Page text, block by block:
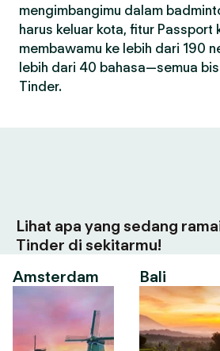
mengimbangimu dalam
harus keluar kota, fitur Passport
membawamu ke lebih dari 190
lebih dari 40 bahasa—semua
Tinder.
Lihat apa yang sedang
Tinder di sekitarmu!
Amsterdam
Bali